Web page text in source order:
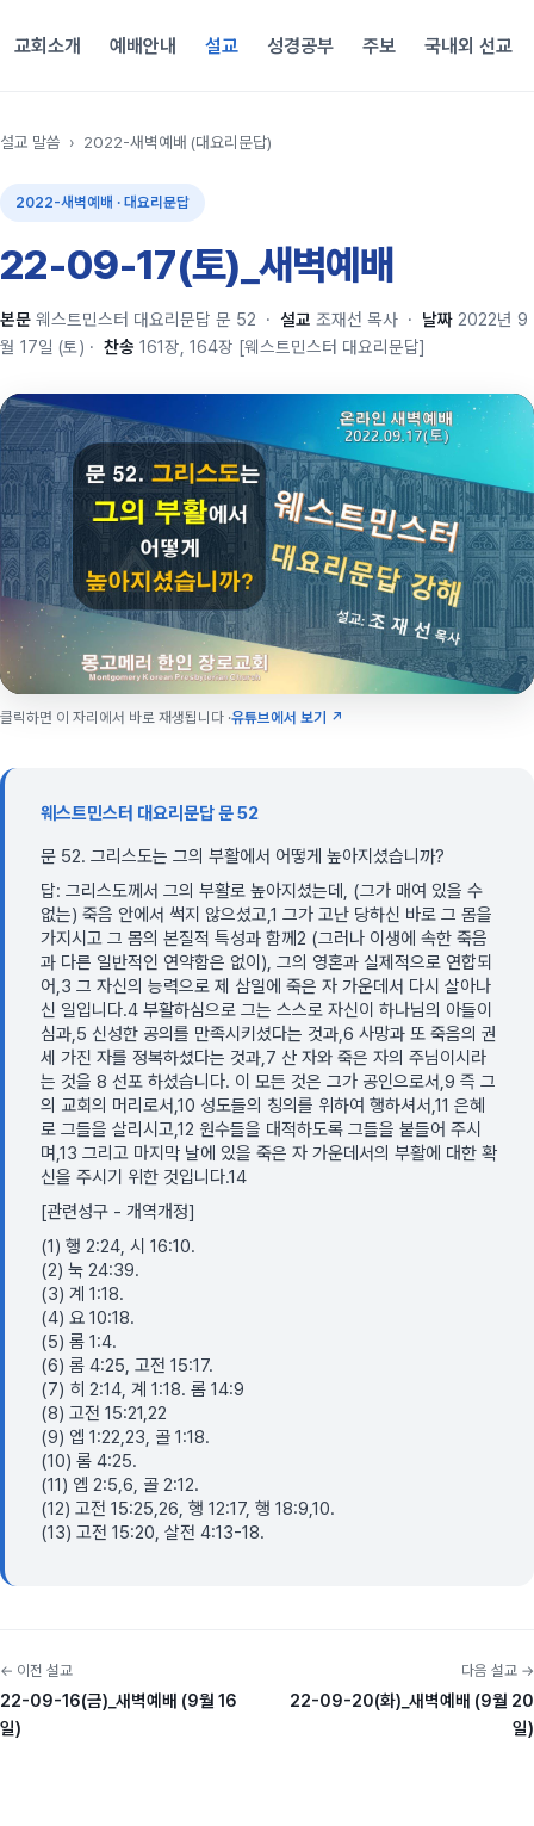
교회소개 예배안내 설교 성경공부 주보 국내외 선교
설교 말씀 › 2022-새벽예배 (대요리문답)
2022-새벽예배 · 대요리문답
22-09-17(토)_새벽예배
본문 웨스트민스터 대요리문답 문 52 · 설교 조재선 목사 · 날짜 2022년 9
월 17일 (토) · 찬송 161장, 164장 [웨스트민스터 대요리문답]
클릭하면 이 자리에서 바로 재생됩니다 ·유튜브에서 보기 ↗
웨스트민스터 대요리문답 문 52
문 52. 그리스도는 그의 부활에서 어떻게 높아지셨습니까?
답: 그리스도께서 그의 부활로 높아지셨는데, (그가 매여 있을 수
없는) 죽음 안에서 썩지 않으셨고,1 그가 고난 당하신 바로 그 몸을
가지시고 그 몸의 본질적 특성과 함께2 (그러나 이생에 속한 죽음
과 다른 일반적인 연약함은 없이), 그의 영혼과 실제적으로 연합되
어,3 그 자신의 능력으로 제 삼일에 죽은 자 가운데서 다시 살아나
신 일입니다.4 부활하심으로 그는 스스로 자신이 하나님의 아들이
심과,5 신성한 공의를 만족시키셨다는 것과,6 사망과 또 죽음의 권
세 가진 자를 정복하셨다는 것과,7 산 자와 죽은 자의 주님이시라
는 것을 8 선포 하셨습니다. 이 모든 것은 그가 공인으로서,9 즉 그
의 교회의 머리로서,10 성도들의 칭의를 위하여 행하셔서,11 은혜
로 그들을 살리시고,12 원수들을 대적하도록 그들을 붙들어 주시
며,13 그리고 마지막 날에 있을 죽은 자 가운데서의 부활에 대한 확
신을 주시기 위한 것입니다.14
[관련성구 - 개역개정]
(1) 행 2:24, 시 16:10.
(2) 눅 24:39.
(3) 계 1:18.
(4) 요 10:18.
(5) 롬 1:4.
(6) 롬 4:25, 고전 15:17.
(7) 히 2:14, 계 1:18. 롬 14:9
(8) 고전 15:21,22
(9) 엡 1:22,23, 골 1:18.
(10) 롬 4:25.
(11) 엡 2:5,6, 골 2:12.
(12) 고전 15:25,26, 행 12:17, 행 18:9,10.
(13) 고전 15:20, 살전 4:13-18.
← 이전 설교
22-09-16(금)_새벽예배 (9월 16
일)
다음 설교 →
22-09-20(화)_새벽예배 (9월 20
일)